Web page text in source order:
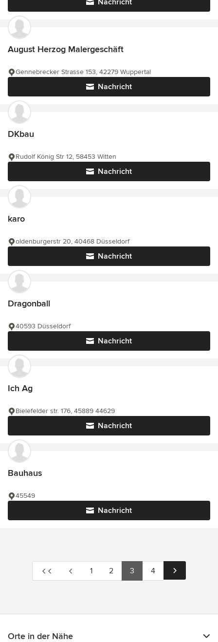
Nachricht
August Herzog Malergeschäft
Nachricht
Gennebrecker Strasse 153, 42279 Wuppertal
DKbau
Nachricht
Rudolf König Str 12, 58453 Witten
karo
Nachricht
oldenburgerstr 20, 40468 Düsseldorf
Dragonball
Nachricht
40593 Düsseldorf
Ich Ag
Nachricht
Bielefelder str. 176, 45889 44629
Bauhaus
Nachricht
45549
1 2 3 4
Orte in der Nähe